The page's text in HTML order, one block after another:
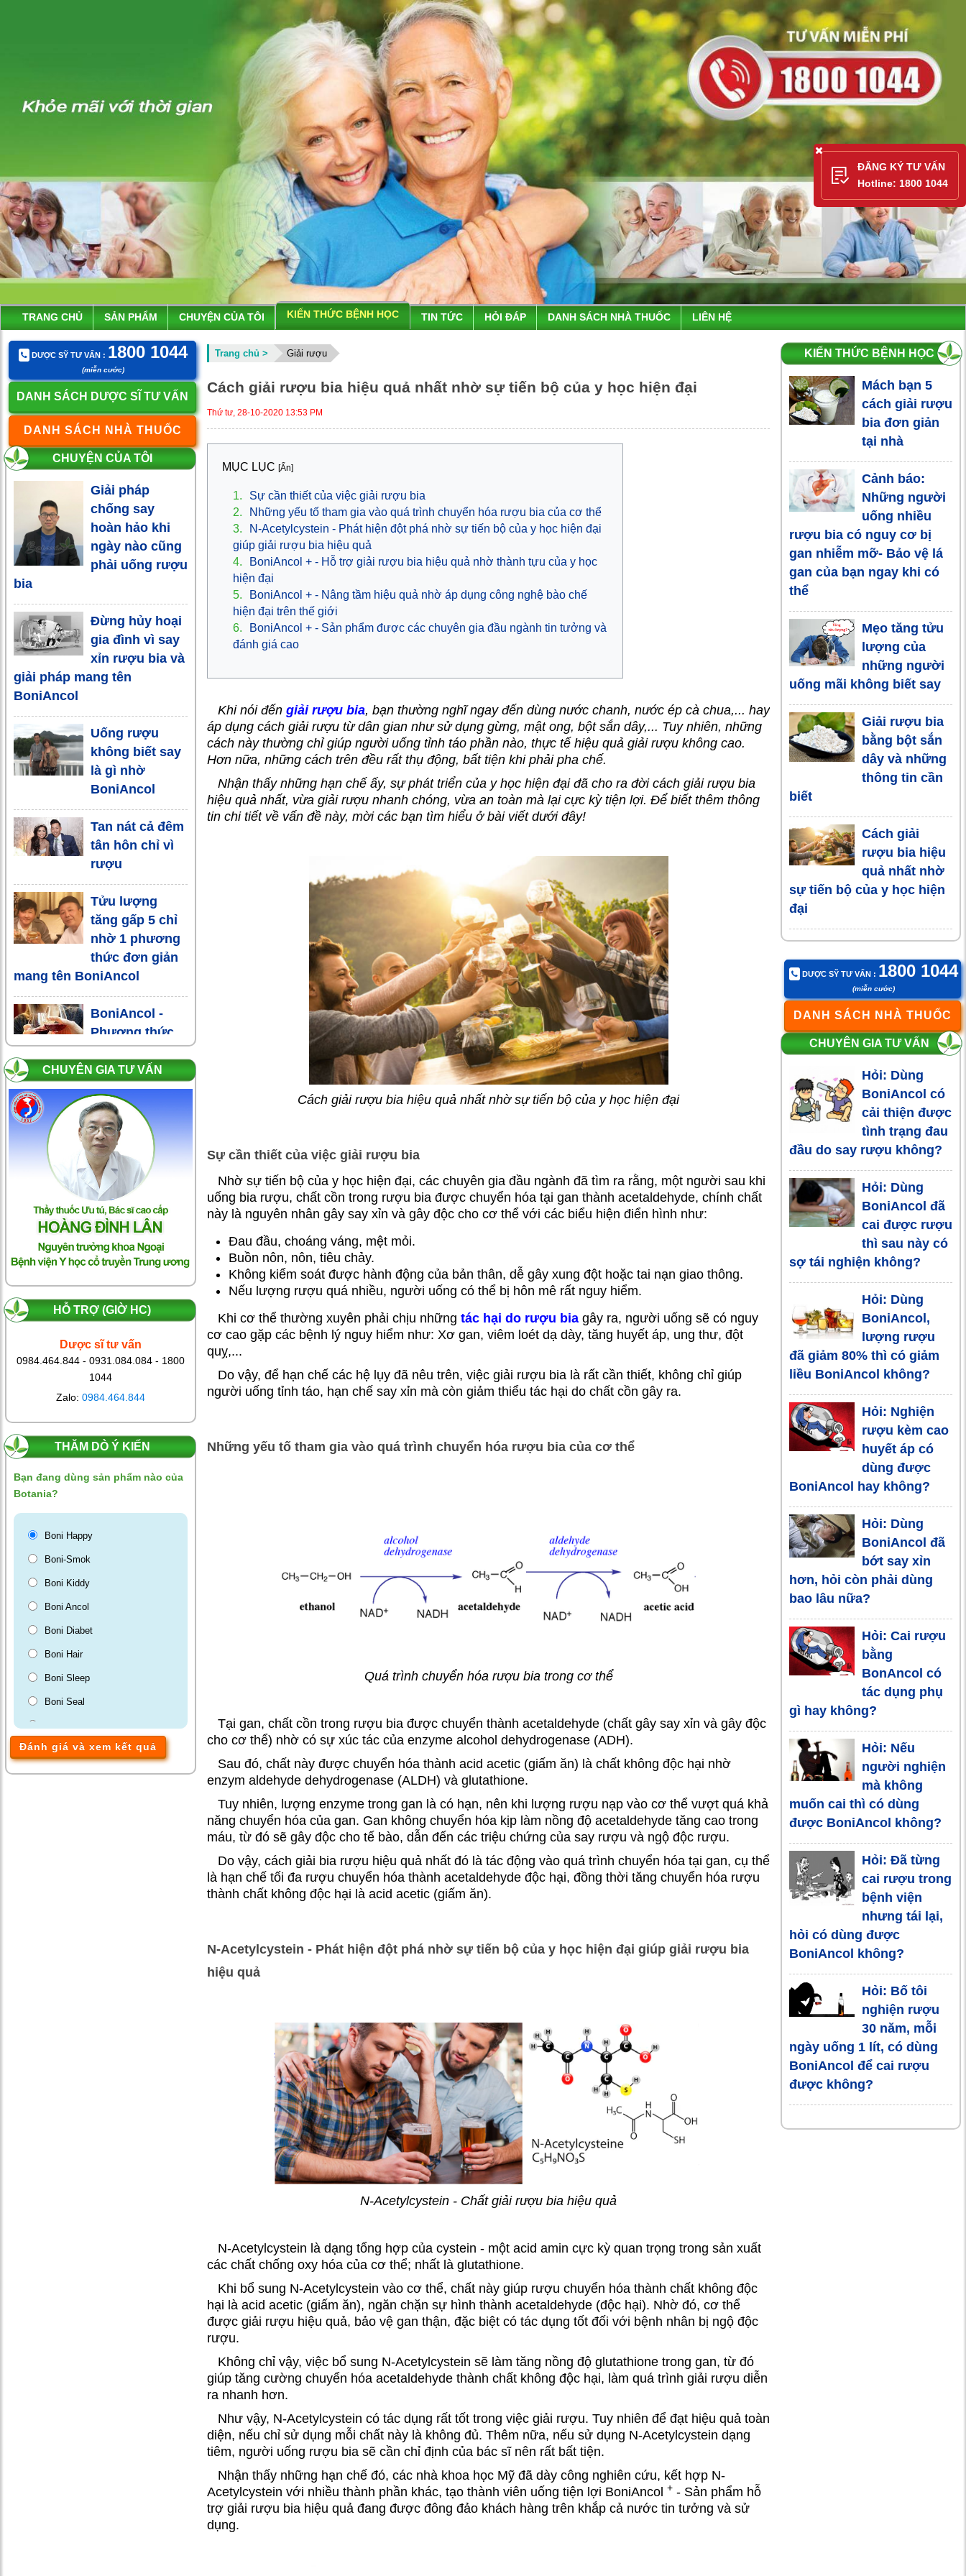
TRANG CHỦ SẢN PHẨM CHUYỆN CỦA TÔI KIẾN THỨC BỆNH HỌC TIN TỨC HỎI ĐÁP DANH SÁCH NHÀ THUỐC LIÊN HỆ
DƯỢC SỸ TƯ VẤN : 1800 1044
(miễn cước)
DANH SÁCH DƯỢC SĨ TƯ VẤN
DANH SÁCH NHÀ THUỐC
CHUYỆN CỦA TÔI
Giải pháp
chống say
hoàn hảo khi
ngày nào cũng
phải uống rượu
bia
Đừng hủy hoại
gia đình vì say
xỉn rượu bia và
giải pháp mang tên
BoniAncol
Uống rượu
không biết say
là gì nhờ
BoniAncol
Tan nát cả đêm
tân hôn chỉ vì
rượu
Tửu lượng
tăng gấp 5 chỉ
nhờ 1 phương
thức đơn giản
mang tên BoniAncol
BoniAncol -
Phương thức
giải rượu, nhậu
mà không xỉn
CHUYÊN GIA TƯ VẤN
HỖ TRỢ (GIỜ HC)
Dược sĩ tư vấn
0984.464.844 - 0931.084.084 - 1800
1044
Zalo: 0984.464.844
THĂM DÒ Ý KIẾN
Bạn đang dùng sản phẩm nào của
Botania?
Boni Happy
Boni-Smok
Boni Kiddy
Boni Ancol
Boni Diabet
Boni Hair
Boni Sleep
Boni Seal
Màng phim tránh thai VCF
BoniBaio
Đánh giá và xem kết quả
Trang chủ > Giải rượu
Cách giải rượu bia hiệu quả nhất nhờ sự tiến bộ của y học hiện đại
Thứ tư, 28-10-2020 13:53 PM
MỤC LỤC [Ẩn]
1.
Sự cần thiết của việc giải rượu bia
2.
Những yếu tố tham gia vào quá trình chuyển hóa rượu bia của cơ thể
3.
N-Acetylcystein - Phát hiện đột phá nhờ sự tiến bộ của y học hiện đại
giúp giải rượu bia hiệu quả
4.
BoniAncol + - Hỗ trợ giải rượu bia hiệu quả nhờ thành tựu của y học
hiện đại
5.
BoniAncol + - Nâng tầm hiệu quả nhờ áp dụng công nghệ bào chế
hiện đại trên thế giới
6.
BoniAncol + - Sản phẩm được các chuyên gia đầu ngành tin tưởng và
đánh giá cao
Khi nói đến giải rượu bia, bạn thường nghĩ ngay đến dùng nước chanh, nước ép cà chua,... hay
áp dụng cách giải rượu từ dân gian như sử dụng gừng, mật ong, bột sắn dây,... Tuy nhiên, những
cách này thường chỉ giúp người uống tỉnh táo phần nào, thực tế hiệu quả giải rượu không cao.
Hơn nữa, những cách trên đều rất thụ động, bất tiện khi phải pha chế.
Nhận thấy những hạn chế ấy, sự phát triển của y học hiện đại đã cho ra đời cách giải rượu bia
hiệu quả nhất, vừa giải rượu nhanh chóng, vừa an toàn mà lại cực kỳ tiện lợi. Để biết thêm thông
tin chi tiết về vấn đề này, mời các bạn tìm hiểu ở bài viết dưới đây!
Cách giải rượu bia hiệu quả nhất nhờ sự tiến bộ của y học hiện đại
Sự cần thiết của việc giải rượu bia
Nhờ sự tiến bộ của y học hiện đại, các chuyên gia đầu ngành đã tìm ra rằng, một người sau khi
uống bia rượu, chất cồn trong rượu bia được chuyển hóa tại gan thành acetaldehyde, chính chất
này là nguyên nhân gây say xỉn và gây độc cho cơ thể với các biểu hiện điển hình như:
Đau đầu, choáng váng, mệt mỏi.
Buồn nôn, nôn, tiêu chảy.
Không kiểm soát được hành động của bản thân, dễ gây xung đột hoặc tai nạn giao thông.
Nếu lượng rượu quá nhiều, người uống có thể bị hôn mê rất nguy hiểm.
Khi cơ thể thường xuyên phải chịu những tác hại do rượu bia gây ra, người uống sẽ có nguy
cơ cao gặp các bệnh lý nguy hiểm như: Xơ gan, viêm loét dạ dày, tăng huyết áp, ung thư, đột
quỵ,...
Do vậy, để hạn chế các hệ lụy đã nêu trên, việc giải rượu bia là rất cần thiết, không chỉ giúp
người uống tỉnh táo, hạn chế say xỉn mà còn giảm thiểu tác hại do chất cồn gây ra.
Những yếu tố tham gia vào quá trình chuyển hóa rượu bia của cơ thể
Quá trình chuyển hóa rượu bia trong cơ thể
Tại gan, chất cồn trong rượu bia được chuyển thành acetaldehyde (chất gây say xỉn và gây độc
cho cơ thể) nhờ có sự xúc tác của enzyme alcohol dehydrogenase (ADH).
Sau đó, chất này được chuyển hóa thành acid acetic (giấm ăn) là chất không độc hại nhờ
enzym aldehyde dehydrogenase (ALDH) và glutathione.
Tuy nhiên, lượng enzyme trong gan là có hạn, nên khi lượng rượu nạp vào cơ thể vượt quá khả
năng chuyển hóa của gan. Gan không chuyển hóa kịp làm nồng độ acetaldehyde tăng cao trong
máu, từ đó sẽ gây độc cho tế bào, dẫn đến các triệu chứng của say rượu và ngộ độc rượu.
Do vậy, cách giải bia rượu hiệu quả nhất đó là tác động vào quá trình chuyển hóa tại gan, cụ thể
là hạn chế tối đa rượu chuyển hóa thành acetaldehyde độc hại, đồng thời tăng chuyển hóa rượu
thành chất không độc hại là acid acetic (giấm ăn).
N-Acetylcystein - Phát hiện đột phá nhờ sự tiến bộ của y học hiện đại giúp giải rượu bia
hiệu quả
N-Acetylcystein - Chất giải rượu bia hiệu quả
N-Acetylcystein là dạng tổng hợp của cystein - một acid amin cực kỳ quan trọng trong sản xuất
các chất chống oxy hóa của cơ thể; nhất là glutathione.
Khi bổ sung N-Acetylcystein vào cơ thể, chất này giúp rượu chuyển hóa thành chất không độc
hại là acid acetic (giấm ăn), ngăn chặn sự hình thành acetaldehyde (độc hại). Nhờ đó, cơ thể
được giải rượu hiệu quả, bảo vệ gan thận, đặc biệt có tác dụng tốt đối với bệnh nhân bị ngộ độc
rượu.
Không chỉ vậy, việc bổ sung N-Acetylcystein sẽ làm tăng nồng độ glutathione trong gan, từ đó
giúp tăng cường chuyển hóa acetaldehyde thành chất không độc hại, làm quá trình giải rượu diễn
ra nhanh hơn.
Như vậy, N-Acetylcystein có tác dụng rất tốt trong việc giải rượu. Tuy nhiên để đạt hiệu quả toàn
diện, nếu chỉ sử dụng mỗi chất này là không đủ. Thêm nữa, nếu sử dụng N-Acetylcystein dạng
tiêm, người uống rượu bia sẽ cần chỉ định của bác sĩ nên rất bất tiện.
Nhận thấy những hạn chế đó, các nhà khoa học Mỹ đã dày công nghiên cứu, kết hợp N-
Acetylcystein với nhiều thành phần khác, tạo thành viên uống tiện lợi BoniAncol + - Sản phẩm hỗ
trợ giải rượu bia hiệu quả đang được đông đảo khách hàng trên khắp cả nước tin tưởng và sử
dụng.
KIẾN THỨC BỆNH HỌC
Mách bạn 5
cách giải rượu
bia đơn giản
tại nhà
Cảnh báo:
Những người
uống nhiều
rượu bia có nguy cơ bị
gan nhiễm mỡ- Bảo vệ lá
gan của bạn ngay khi có
thể
Mẹo tăng tửu
lượng của
những người
uống mãi không biết say
Giải rượu bia
bằng bột sắn
dây và những
thông tin cần
biết
Cách giải
rượu bia hiệu
quả nhất nhờ
sự tiến bộ của y học hiện
đại
5 Cách đơn
giản và dễ
dàng giúp bạn
uống rượu không say
Các loại nước
giải rượu bia
phổ biến
Uống rượu bị
đau đầu:
nguyên nhân
và giải pháp trị đau đầu từ
BoniAncol ? BoniAncol
uống khi nào để hiệu quả
cao nhất?
Điều gì xảy ra
khi phụ nữ
uống rượu
Tổn thương
hệ tim mạch
do nghiện
rượu
Tranh vui
Tết dương
lịch, số ca ngộ
độc rượu tăng
vọt
Uống rượu
phiện - lợi bất
cập hại
Những đồ
uống dễ làm
giúp chồng
giải rượu nhanh
Mẹo hay uống
rượu bia
không say
Sai lầm khi
nghĩ uống
rượu giúp
tăng khả năng tình dục
4 điều cấm kỵ
sau khi uống
rượu bia
Uống rượu bia
bao nhiêu là
an toàn với
sức khỏe ?
DƯỢC SỸ TƯ VẤN : 1800 1044
(miễn cước)
DANH SÁCH NHÀ THUỐC
CHUYÊN GIA TƯ VẤN
Hỏi: Dùng
BoniAncol có
cải thiện được
tình trạng đau
đầu do say rượu không?
Hỏi: Dùng
BoniAncol đã
cai được rượu
thì sau này có
sợ tái nghiện không?
Hỏi: Dùng
BoniAncol,
lượng rượu
đã giảm 80% thì có giảm
liều BoniAncol không?
Hỏi: Nghiện
rượu kèm cao
huyết áp có
dùng được
BoniAncol hay không?
Hỏi: Dùng
BoniAncol đã
bớt say xỉn
hơn, hỏi còn phải dùng
bao lâu nữa?
Hỏi: Cai rượu
bằng
BonAncol có
tác dụng phụ
gì hay không?
Hỏi: Nếu
người nghiện
mà không
muốn cai thì có dùng
được BoniAncol không?
Hỏi: Đã từng
cai rượu trong
bệnh viện
nhưng tái lại,
hỏi có dùng được
BoniAncol không?
Hỏi: Bố tôi
nghiện rượu
30 năm, mỗi
ngày uống 1 lít, có dùng
BoniAncol để cai rượu
được không?
ĐĂNG KÝ TƯ VẤN
Hotline: 1800 1044